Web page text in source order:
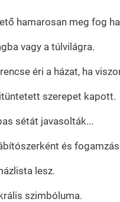
hamarosan meg fog
vagy a túlvilágra.
éri a házat, ha
szerepet kapott.
sétát javasolták...
és
lesz.
szimbóluma.